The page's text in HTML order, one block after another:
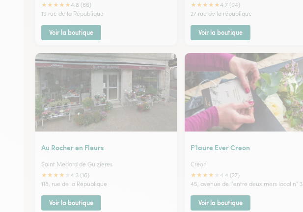
★★★★★4.8 (66)
19 rue de la République
Voir la boutique
★★★★★4.7 (94)
27 rue de la république
Voir la boutique
Au Rocher en Fleurs
Saint Medard de Guizieres
★★★★
4.3 (16)
118, rue de la République
Voir la boutique
F’laure Ever Creon
Creon
★★★★
4.4 (27)
45, avenue de l'entre deux mers local n° 3
Voir la boutique